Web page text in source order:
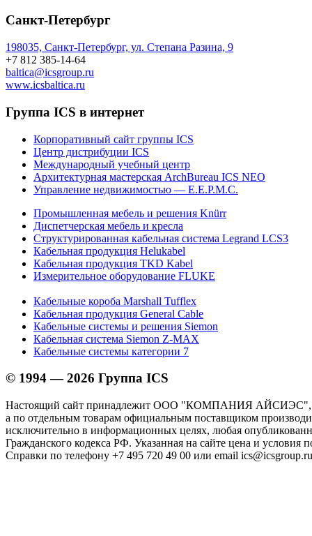
Санкт-Петербург
198035, Санкт-Петербург, ул. Степана Разина, 9
+7 812 385-14-64
baltica@icsgroup.ru
www.icsbaltica.ru
Группа ICS в интернет
Корпоративный сайт группы ICS
Центр дистрибуции ICS
Международный учебный центр
Архитектурная мастерская ArchBureau ICS NEO
Управление недвижимостью — E.E.P.M.C.
Промышленная мебель и решения Knürr
Диспетчерская мебель и кресла
Структурированная кабельная система Legrand LCS3
Кабельная продукция Helukabel
Кабельная продукция TKD Kabel
Измерительное оборудование FLUKE
Кабельные короба Marshall Tufflex
Кабельная продукция General Cable
Кабельные системы и решения Siemon
Кабельная система Siemon Z-MAX
Кабельные системы категории 7
© 1994 — 2026 Группа ICS
Настоящий сайт принадлежит ООО "КОМПАНИЯ АЙСИЭС",
а по отдельным товарам официальным поставщиком
исключительно в информационных целях, любая
Гражданского кодекса РФ. Указанная на сайте цена и условия
Справки по телефону +7 495 720 49 00 или email